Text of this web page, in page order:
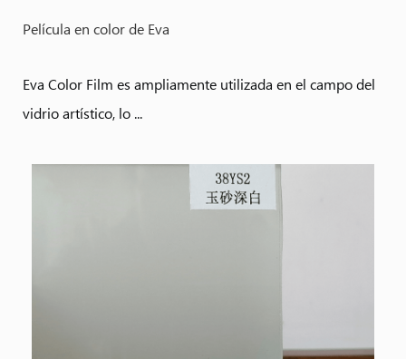
Película en color de Eva
Eva Color Film es ampliamente utilizada en el campo del
vidrio artístico, lo ...